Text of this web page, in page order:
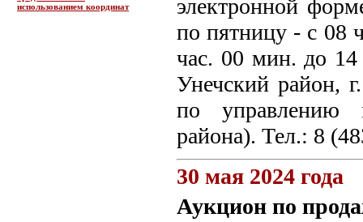
использованием координат
электронной
по пятницу - с 08
час. 00 мин. до 14
Унечский район,
по управлению
района). Тел.: 8
30 мая 2024 года
Аукцион по